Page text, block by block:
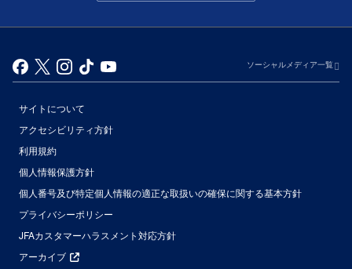
ソーシャルメディア一覧
サイトについて
アクセシビリティ方針
利用規約
個人情報保護方針
個人番号及び特定個人情報の適正な取扱いの確保に関する基本方針
プライバシーポリシー
JFAカスタマーハラスメント対応方針
アーカイブ